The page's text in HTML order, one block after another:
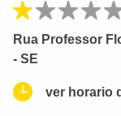
Rua Professor
- SE
ver horario